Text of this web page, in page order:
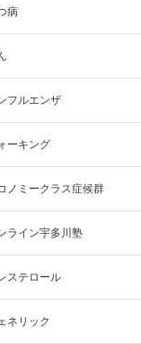
病
フルエンザ
ーキング
ノミークラス症候群
ライン宇多川塾
ステロール
ネリック